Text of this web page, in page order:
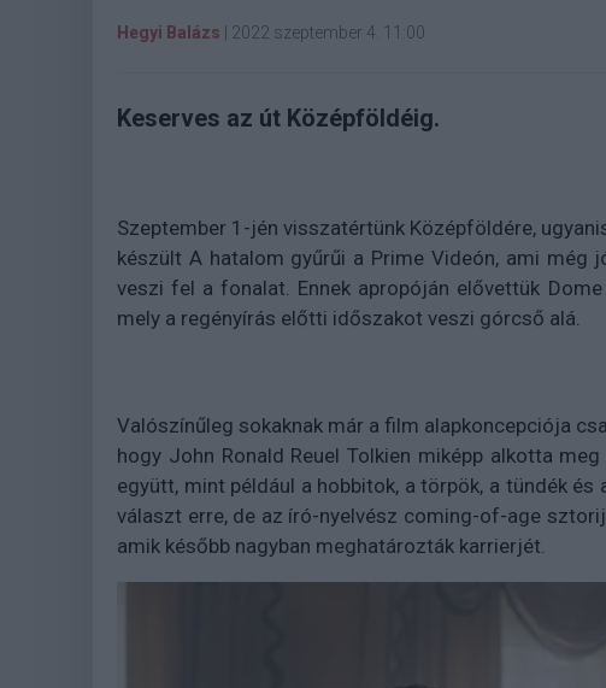
Hegyi Balázs 2022 szeptember 4. 11:00
Keserves az út Középföldéig.
Szeptember 1-jén visszatértünk Középföldére,
készült A hatalom gyűrűi a Prime Videón, ami még
veszi fel a fonalat. Ennek apropóján elővettük
mely a regényírás előtti időszakot veszi górcső alá.
Valószínűleg sokaknak már a film alapkoncepciója
hogy John Ronald Reuel Tolkien miképp alkotta
együtt, mint például a hobbitok, a törpök, a tündék
választ erre, de az író-nyelvész coming-of-age
amik később nagyban meghatározták karrierjét.